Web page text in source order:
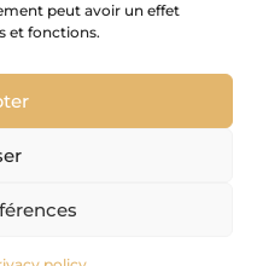
peut avoir un effet
et fonctions.